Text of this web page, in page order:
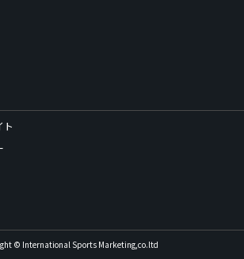
ト
© International Sports Marketing,co.ltd